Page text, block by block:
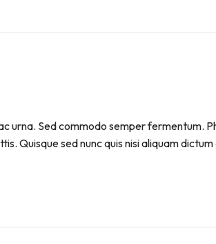
urna. Sed commodo semper fermentum.
Quisque sed nunc quis nisi aliquam